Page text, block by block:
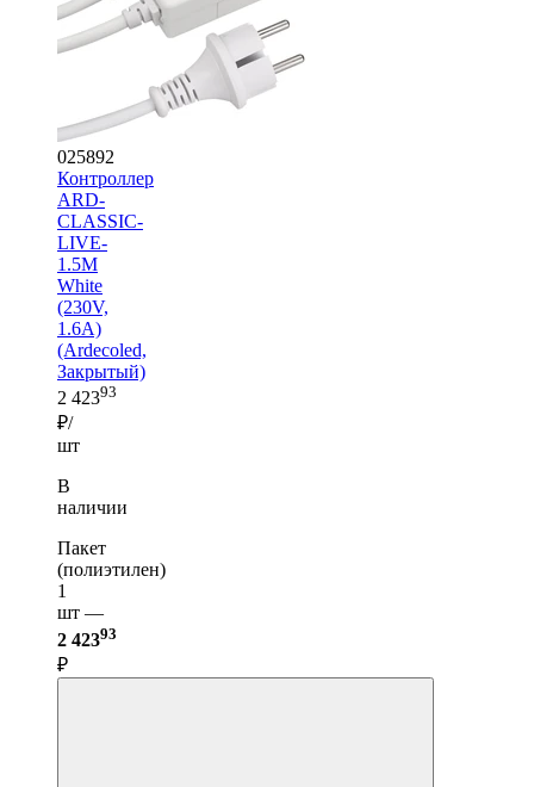
025892
Контроллер
ARD-
CLASSIC-
LIVE-
1.5M
White
(230V,
1.6A)
(Ardecoled,
Закрытый)
2 42393
₽/
шт
В
наличии
Пакет
(полиэтилен)
1
шт —
2 42393
₽